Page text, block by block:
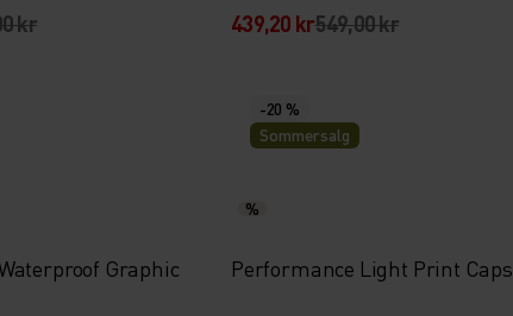
kr 439,20 kr549,00 kr
Graphic
-20 %
Sommersalg
%
Performance Light Print Caps